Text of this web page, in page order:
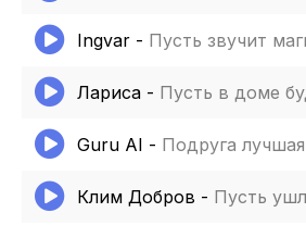
Ingvar - Пусть звучит магнитофон пусть кассета
Лариса - Пусть в доме будет
Guru AI - Подруга лучшая на
Клим Добров - Пусть